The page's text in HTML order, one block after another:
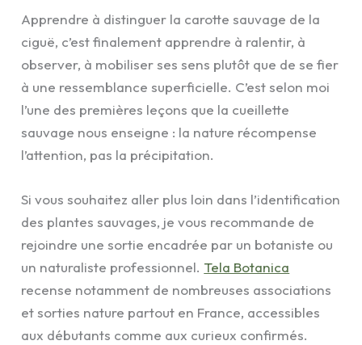
Apprendre à distinguer la carotte sauvage de la
ciguë, c’est finalement apprendre à ralentir, à
observer, à mobiliser ses sens plutôt que de se fier
à une ressemblance superficielle. C’est selon moi
l’une des premières leçons que la cueillette
sauvage nous enseigne : la nature récompense
l’attention, pas la précipitation.
Si vous souhaitez aller plus loin dans l’identification
des plantes sauvages, je vous recommande de
rejoindre une sortie encadrée par un botaniste ou
un naturaliste professionnel. Tela Botanica
recense notamment de nombreuses associations
et sorties nature partout en France, accessibles
aux débutants comme aux curieux confirmés.